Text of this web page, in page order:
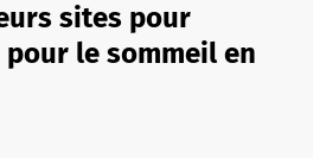
sites pour
pour le sommeil en